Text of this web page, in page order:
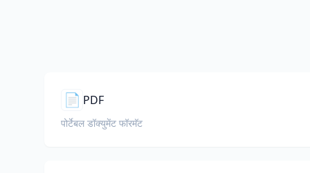
📄 PDF
पोर्टेबल डॉक्युमेंट फॉरमॅट